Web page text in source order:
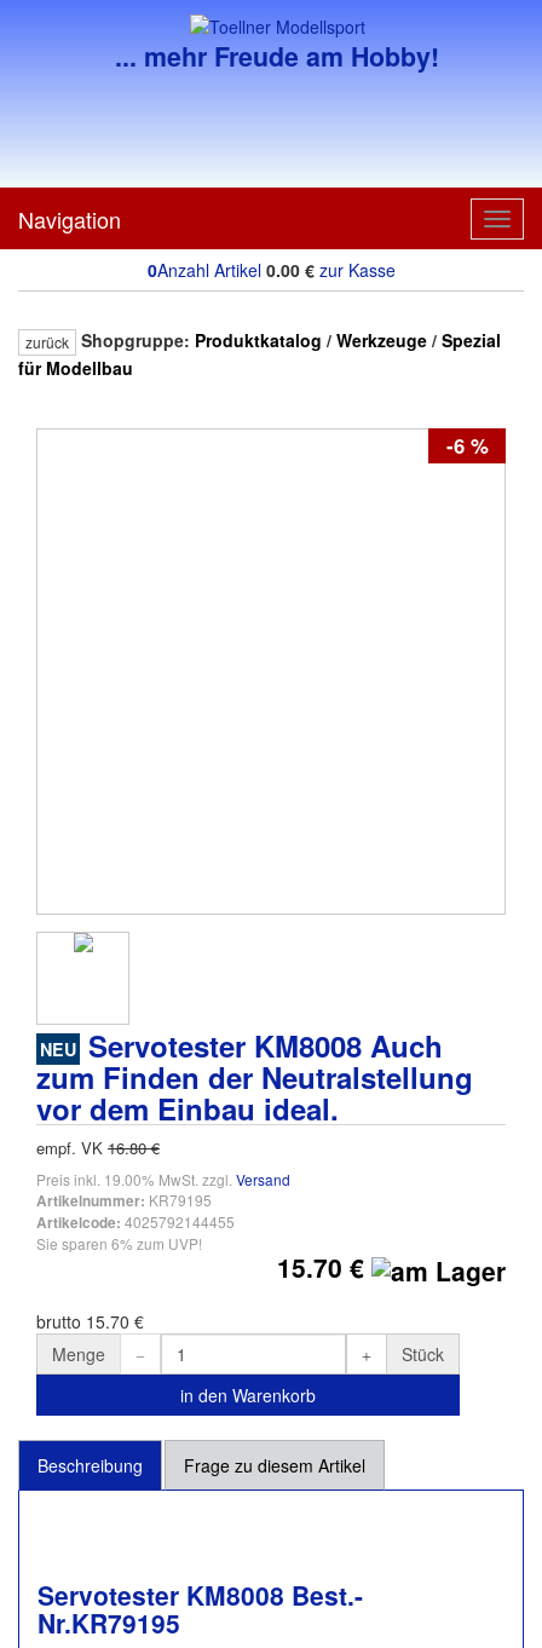
... mehr Freude am Hobby!
Navigation
0Anzahl Artikel 0.00€ zur Kasse
zurück Shopgruppe: Produktkatalog / Werkzeuge / Spezial
für Modellbau
-6 %
NEU Servotester KM8008 Auch
zum Finden der Neutralstellung
vor dem Einbau ideal.
empf. VK 16.80 €
Preis inkl. 19.00% MwSt. zzgl. Versand
Artikelnummer: KR79195
Artikelcode: 4025792144455
Sie sparen 6% zum UVP!
15.70 €
brutto 15.70 €
Menge
Stück
in den Warenkorb
Beschreibung Frage zu diesem Artikel
Servotester KM8008 Best.-
Nr.KR79195